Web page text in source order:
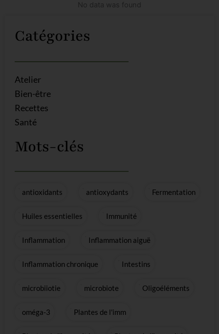
No data was found
Catégories
Atelier
Bien-être
Recettes
Santé
Mots-clés
antioxidants antioxydants Fermentation
Huiles essentielles Immunité
Inflammation Inflammation aiguë
Inflammation chronique Intestins
microbiiotie microbiote Oligoéléments
oméga-3 Plantes de l'imm